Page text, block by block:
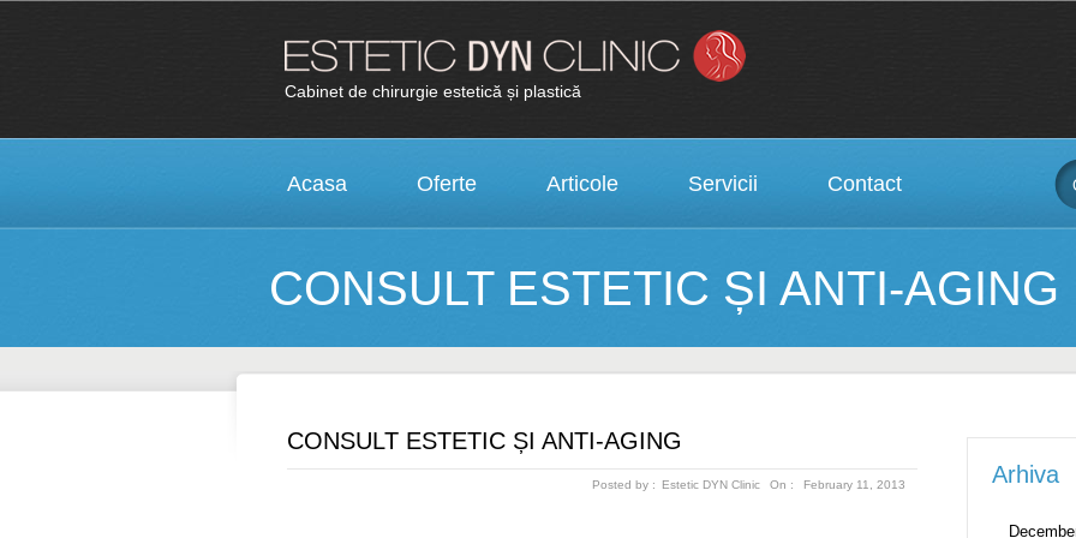
Cabinet de chirurgie estetică și plastică
Acasa Oferte Articole Servicii Contact
CONSULT ESTETIC ȘI ANTI-AGING
CONSULT ESTETIC ȘI ANTI-AGING
Posted by : Estetic DYN Clinic On : February 11, 2013 Arhiva